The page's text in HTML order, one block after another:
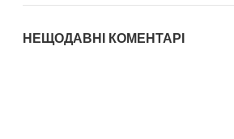
НЕЩОДАВНІ КОМЕНТАРІ